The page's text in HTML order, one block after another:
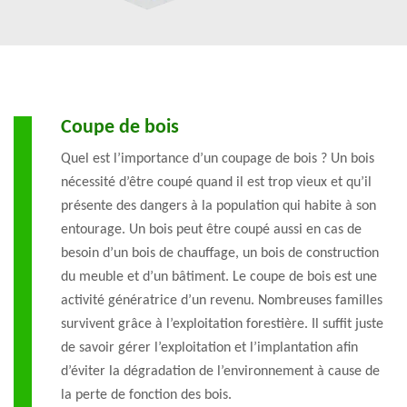
Coupe de bois
Quel est l’importance d’un coupage de bois ? Un bois
nécessité d’être coupé quand il est trop vieux et qu’il
présente des dangers à la population qui habite à son
entourage. Un bois peut être coupé aussi en cas de
besoin d’un bois de chauffage, un bois de construction
du meuble et d’un bâtiment. Le coupe de bois est une
activité génératrice d’un revenu. Nombreuses familles
survivent grâce à l’exploitation forestière. Il suffit juste
de savoir gérer l’exploitation et l’implantation afin
d’éviter la dégradation de l’environnement à cause de
la perte de fonction des bois.